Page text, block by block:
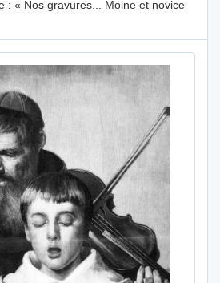
: « Nos gravures... Moine et novice